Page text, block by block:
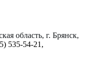
область, г. Брянск,
535-54-21,